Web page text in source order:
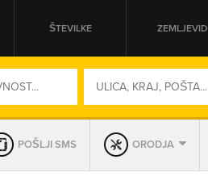
ŠTEVILKE ZEMLJEVID
POŠLJI SMS ORODJA